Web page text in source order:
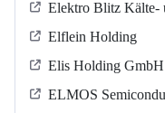
Elektro Blitz Kälte-
Elflein Holding
Elis Holding GmbH
ELMOS